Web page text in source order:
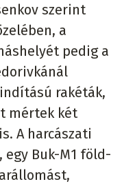
szerint
a
pedig a
rakéták,
mértek két
A harcászati
Buk-M1 föld-